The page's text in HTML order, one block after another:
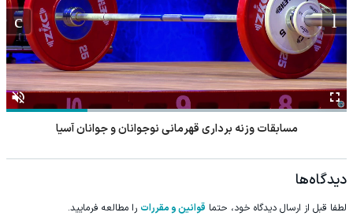
مسابقات وزنه برداری قهرمانی نوجوانان و جوانان آسیا
دیدگاه‌ها
لطفا قبل از ارسال دیدگاه خود، حتما قوانین و مقررات را مطالعه فرمایید.